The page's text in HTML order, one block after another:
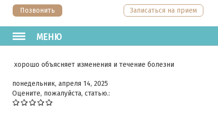
Позвонить
МЕНЮ
Записаться на прием
хорошо объясняет изменения и течение болезни
понедельник, апреля 14, 2025
Оцените, пожалуйста, статью.: